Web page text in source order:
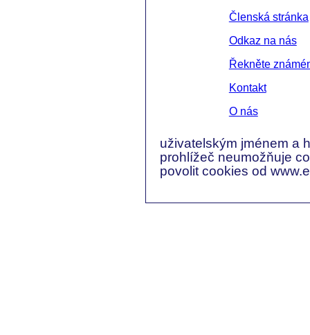
Členská stránka
Odkaz na nás
Řekněte
Kontakt
O nás
uživatelským jménem a
prohlížeč neumožňuje
povolit cookies od